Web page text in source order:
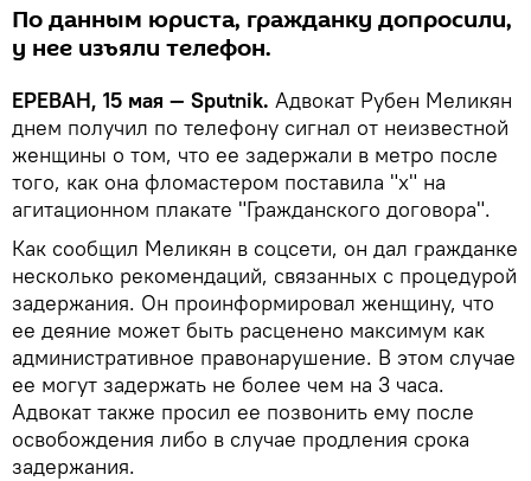
По данным юриста, гражданку допросили,
у нее изъяли телефон.
ЕРЕВАН, 15 мая — Sputnik. Адвокат Рубен Меликян
днем получил по телефону сигнал от неизвестной
женщины о том, что ее задержали в метро после
того, как она фломастером поставила "х" на
агитационном плакате "Гражданского договора".
Как сообщил Меликян в соцсети, он дал гражданке
несколько рекомендаций, связанных с процедурой
задержания. Он проинформировал женщину, что
ее деяние может быть расценено максимум как
административное правонарушение. В этом случае
ее могут задержать не более чем на 3 часа.
Адвокат также просил ее позвонить ему после
освобождения либо в случае продления срока
задержания.